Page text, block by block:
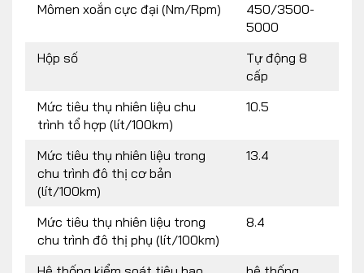
Mômen xoắn cực đại (Nm/Rpm)
450/3500-
5000
Hộp số
Tự động 8
cấp
Mức tiêu thụ nhiên liệu chu
trình tổ hợp (lít/100km)
10.5
Mức tiêu thụ nhiên liệu trong
chu trình đô thị cơ bản
(lít/100km)
13.4
Mức tiêu thụ nhiên liệu trong
chu trình đô thị phụ (lít/100km)
8.4